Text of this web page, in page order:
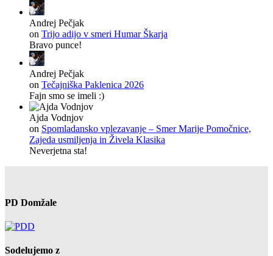
Andrej Pečjak
on Trijo adijo v smeri Humar Škarja
Bravo punce!
Andrej Pečjak
on Tečajniška Paklenica 2026
Fajn smo se imeli :)
Ajda Vodnjov
on Spomladansko vplezavanje – Smer Marije Pomočnice,
Zajeda usmiljenja in Živela Klasika
Neverjetna sta!
PD Domžale
Sodelujemo z